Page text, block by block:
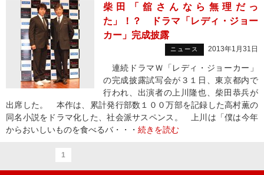
柴田「舘さんなら無理だっ
た」！？ ドラマ「レディ・ジョー
カー」完成披露
ニュース 2013年1月31日
連続ドラマＷ「レディ・ジョーカー」
の完成披露試写会が３１日、東京都内で
行われ、出演者の上川隆也、柴田恭兵が
出席した。 本作は、累計発行部数１００万部を記録した高村薫の
同名小説をドラマ化した、社会派サスペンス。 上川は「僕は今年
からおいしいものを食べるバ・・・ 続きを読む
1